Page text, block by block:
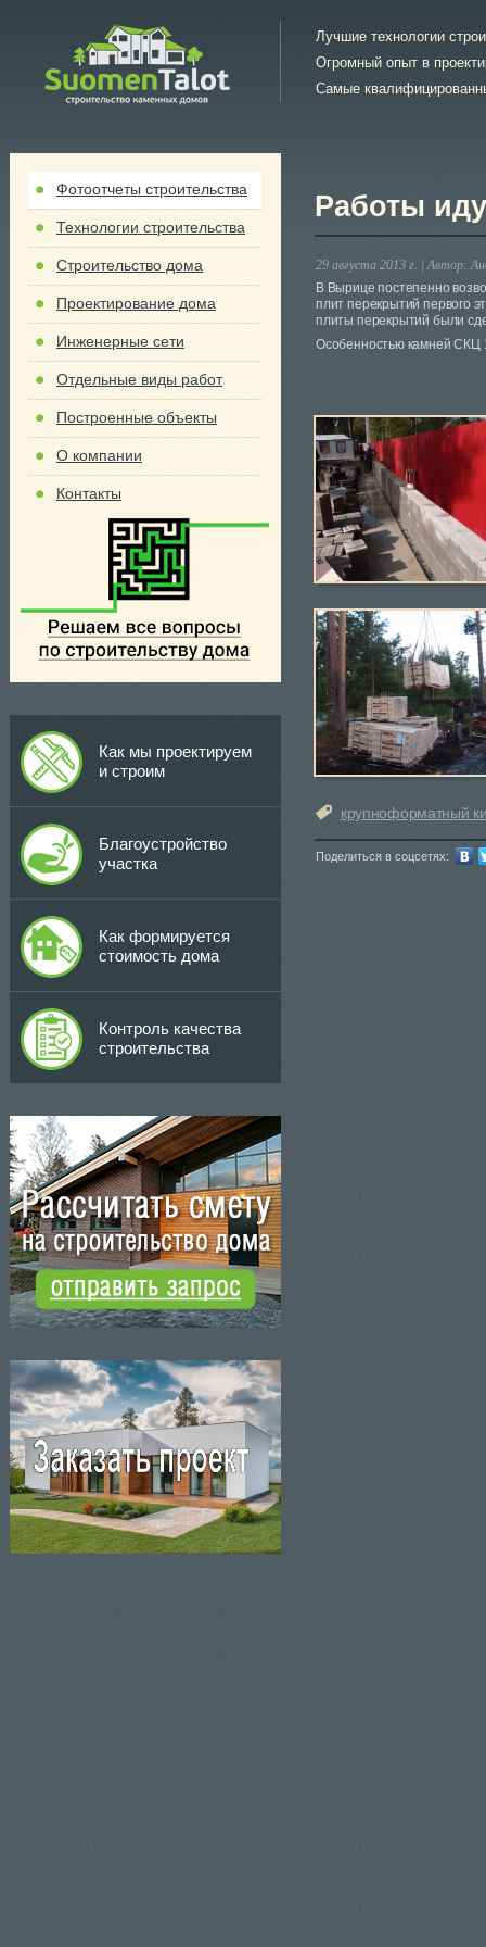
Лучшие технологии
Огромный опыт в
Самые
Фотоотчеты строительства
Технологии строительства
Строительство дома
Проектирование дома
Инженерные сети
Отдельные виды работ
Построенные объекты
О компании
Контакты
Как мы проектируем
и строим
Благоустройство
участка
Как формируется
стоимость дома
Контроль качества
строительства
Работы
29 августа 2013 г. | Автор:
В Вырице постепенно
плит перекрытий первого
плиты перекрытий были
Особенностью камней СКЦ
крупноформатный
Поделиться в соцсетях: